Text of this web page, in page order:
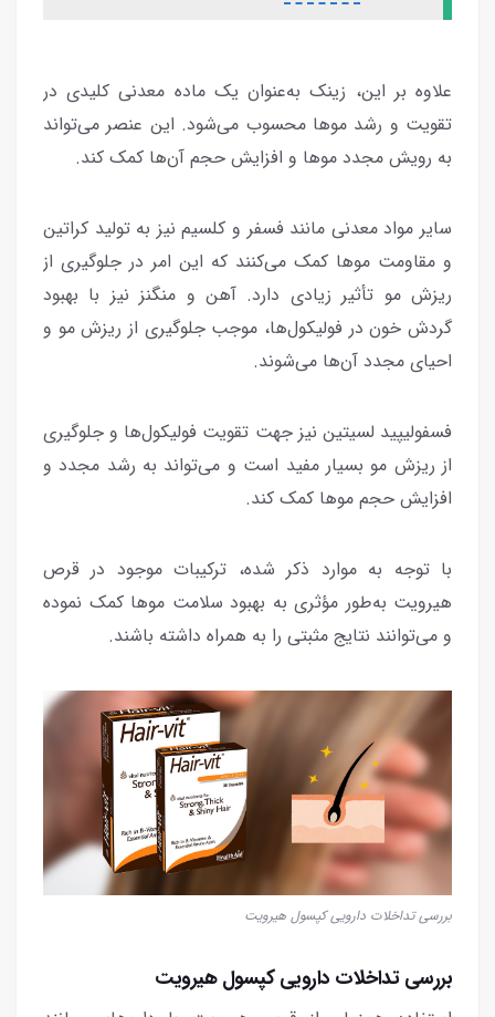
علاوه بر این، زینک به‌عنوان یک ماده معدنی کلیدی در
تقویت و رشد موها محسوب می‌شود. این عنصر می‌تواند
به رویش مجدد موها و افزایش حجم آن‌ها کمک کند.
سایر مواد معدنی مانند فسفر و کلسیم نیز به تولید کراتین
و مقاومت موها کمک می‌کنند که این امر در جلوگیری از
ریزش مو تأثیر زیادی دارد. آهن و منگنز نیز با بهبود
گردش خون در فولیکول‌ها، موجب جلوگیری از ریزش مو و
احیای مجدد آن‌ها می‌شوند.
فسفولیپید لسیتین نیز جهت تقویت فولیکول‌ها و جلوگیری
از ریزش مو بسیار مفید است و می‌تواند به رشد مجدد و
افزایش حجم موها کمک کند.
با توجه به موارد ذکر شده، ترکیبات موجود در قرص
هیرویت به‌طور مؤثری به بهبود سلامت موها کمک نموده
و می‌توانند نتایج مثبتی را به همراه داشته باشند.
بررسی تداخلات دارویی کپسول هیرویت
بررسی تداخلات دارویی کپسول هیرویت